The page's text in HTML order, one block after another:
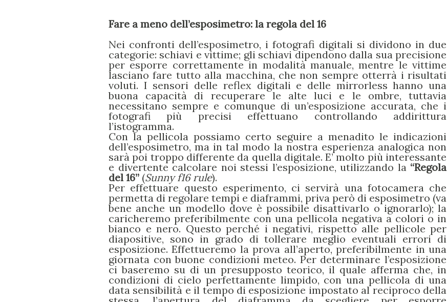
Fare a meno dell’esposimetro: la regola del 16
Nei confronti dell’esposimetro, i fotografi digitali si dividono in due
categorie: schiavi e vittime; gli schiavi dipendono dalla sua precisione
per esporre correttamente in modalità manuale, mentre le vittime
lasciano fare tutto alla macchina, che non sempre otterrà i risultati
voluti. I sensori delle reflex digitali e delle mirrorless hanno una
buona capacità di recuperare le alte luci e le ombre, tuttavia
necessitano sempre e comunque di un’esposizione accurata, che i
fotografi più precisi effettuano controllando addirittura
l’istogramma.
Con la pellicola possiamo certo seguire a menadito le indicazioni
dell’esposimetro, ma in tal modo la nostra esperienza analogica non
sarà poi troppo differente da quella digitale. E’ molto più interessante
e divertente calcolare noi stessi l’esposizione, utilizzando la “Regola
del 16” (Sunny f16 rule).
Per effettuare questo esperimento, ci servirà una fotocamera che
permetta di regolare tempi e diaframmi, priva però di esposimetro (va
bene anche un modello dove è possibile disattivarlo o ignorarlo); la
caricheremo preferibilmente con una pellicola negativa a colori o in
bianco e nero. Questo perché i negativi, rispetto alle pellicole per
diapositive, sono in grado di tollerare meglio eventuali errori di
esposizione. Effettueremo la prova all’aperto, preferibilmente in una
giornata con buone condizioni meteo. Per determinare l’esposizione
ci baseremo su di un presupposto teorico, il quale afferma che, in
condizioni di cielo perfettamente limpido, con una pellicola di una
data sensibilità e il tempo di esposizione impostato al reciproco della